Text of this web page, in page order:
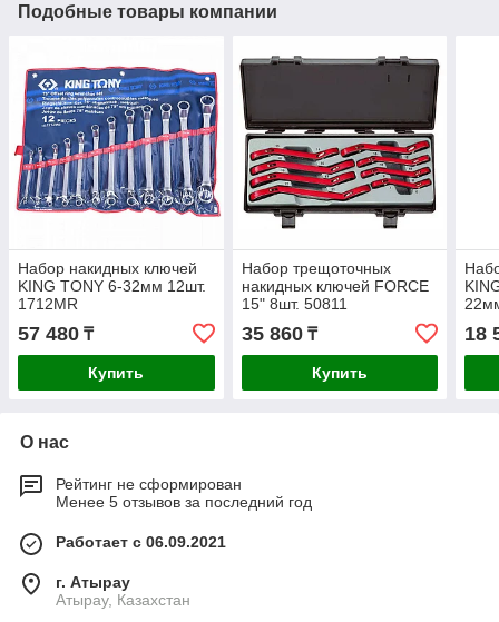
Подобные товары компании
Набор накидных ключей
KING TONY 6-32мм 12шт.
1712MR
57 480 ₸
Купить
Набор трещоточных
накидных ключей FORCE
15" 8шт. 50811
35 860₸
Купить
18
О нас
Рейтинг не сформирован
Менее 5 отзывов за последний год
Работает с 06.09.2021
г. Атырау
Атырау, Казахстан